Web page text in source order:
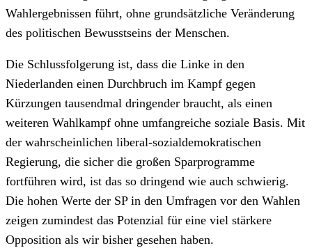
Wahlergebnissen führt, ohne grundsätzliche Veränderung
des politischen Bewusstseins der Menschen.
Die Schlussfolgerung ist, dass die Linke in den
Niederlanden einen Durchbruch im Kampf gegen
Kürzungen tausendmal dringender braucht, als einen
weiteren Wahlkampf ohne umfangreiche soziale Basis. Mit
der wahrscheinlichen liberal-sozialdemokratischen
Regierung, die sicher die großen Sparprogramme
fortführen wird, ist das so dringend wie auch schwierig.
Die hohen Werte der SP in den Umfragen vor den Wahlen
zeigen zumindest das Potenzial für eine viel stärkere
Opposition als wir bisher gesehen haben.